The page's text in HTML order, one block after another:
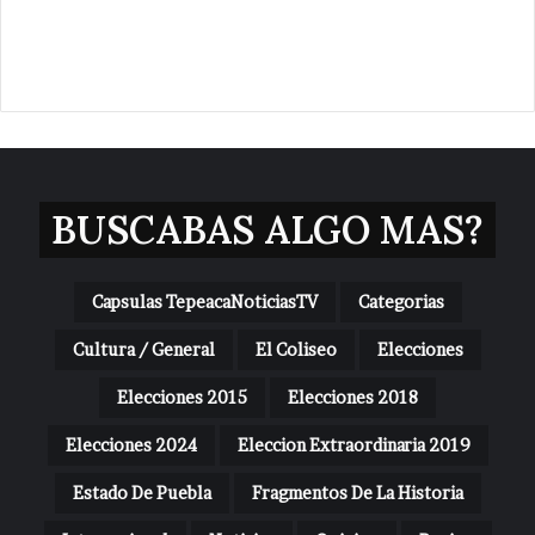
BUSCABAS ALGO MAS?
Capsulas TepeacaNoticiasTV Categorias
Cultura / General El Coliseo Elecciones
Elecciones 2015 Elecciones 2018
Elecciones 2024 Eleccion Extraordinaria 2019
Estado De Puebla Fragmentos De La Historia